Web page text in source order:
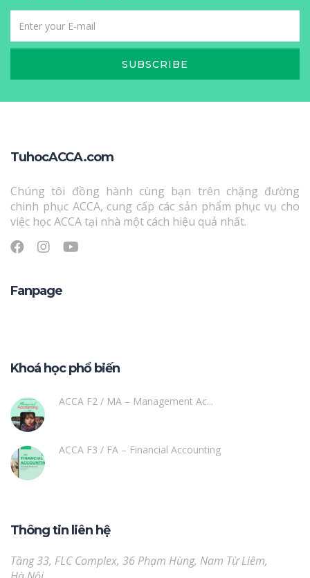
SUBSCRIBE
TuhocACCA.com
Chúng tôi đồng hành cùng bạn trên chặng đường
chinh phục ACCA, cung cấp các sản phẩm phục vụ cho
việc học ACCA tại nhà một cách hiệu quả nhất.
Fanpage
Khoá học phổ biến
ACCA F2 / MA – Management Ac...
ACCA F3 / FA – Financial Accounting
Thông tin liên hệ
Tầng 33, FLC Complex, 36 Phạm Hùng, Nam Từ Liêm,